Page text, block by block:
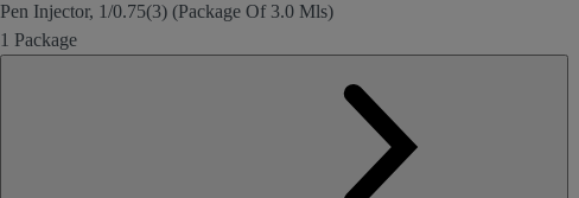
Pen Injector, 1/0.75(3) (Package Of 3.0 Mls)
1 Package